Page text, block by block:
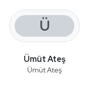
Ü
Ümüt Ateş
Ümüt Ateş